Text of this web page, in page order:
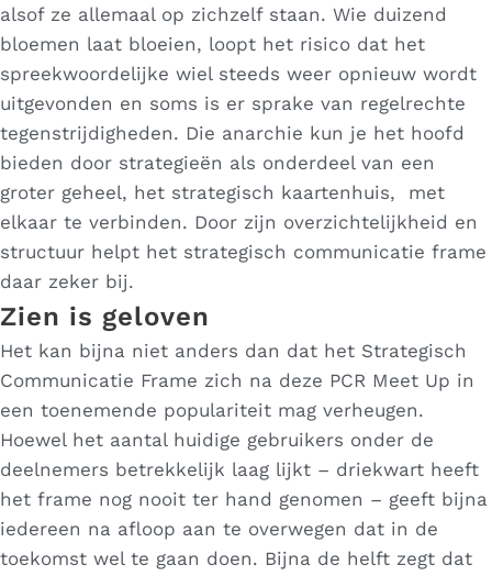
alsof ze allemaal op zichzelf staan. Wie duizend
bloemen laat bloeien, loopt het risico dat het
spreekwoordelijke wiel steeds weer opnieuw wordt
uitgevonden en soms is er sprake van regelrechte
tegenstrijdigheden. Die anarchie kun je het hoofd
bieden door strategieën als onderdeel van een
groter geheel, het strategisch kaartenhuis, met
elkaar te verbinden. Door zijn overzichtelijkheid en
structuur helpt het strategisch communicatie frame
daar zeker bij.
Zien is geloven
Het kan bijna niet anders dan dat het Strategisch
Communicatie Frame zich na deze PCR Meet Up in
een toenemende populariteit mag verheugen.
Hoewel het aantal huidige gebruikers onder de
deelnemers betrekkelijk laag lijkt – driekwart heeft
het frame nog nooit ter hand genomen – geeft bijna
iedereen na afloop aan te overwegen dat in de
toekomst wel te gaan doen. Bijna de helft zegt dat